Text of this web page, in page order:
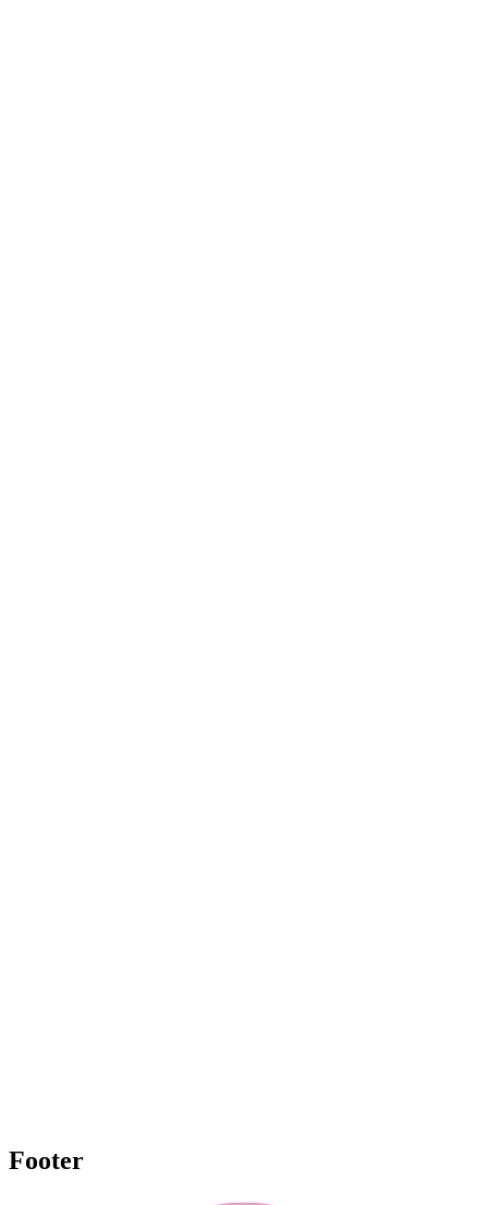
Footer